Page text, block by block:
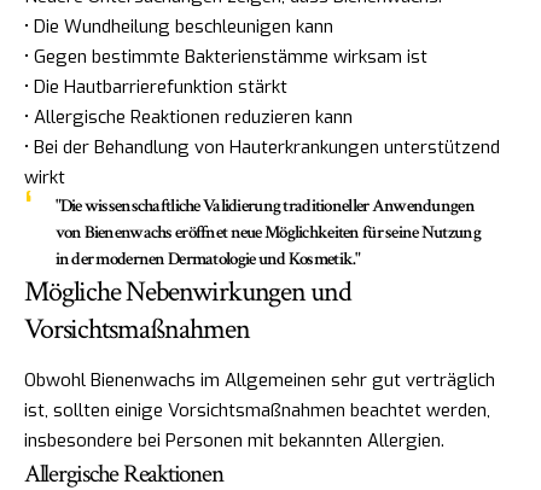
• Die Wundheilung beschleunigen kann
• Gegen bestimmte Bakterienstämme wirksam ist
• Die Hautbarrierefunktion stärkt
• Allergische Reaktionen reduzieren kann
• Bei der Behandlung von Hauterkrankungen unterstützend
wirkt
"Die wissenschaftliche Validierung traditioneller Anwendungen
von Bienenwachs eröffnet neue Möglichkeiten für seine Nutzung
in der modernen Dermatologie und Kosmetik."
Mögliche Nebenwirkungen und
Vorsichtsmaßnahmen
Obwohl Bienenwachs im Allgemeinen sehr gut verträglich
ist, sollten einige Vorsichtsmaßnahmen beachtet werden,
insbesondere bei Personen mit bekannten Allergien.
Allergische Reaktionen